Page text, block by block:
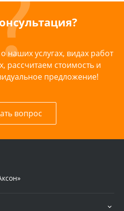
наших услугах, видах работ
рассчитаем стоимость и
предложение!
вопрос